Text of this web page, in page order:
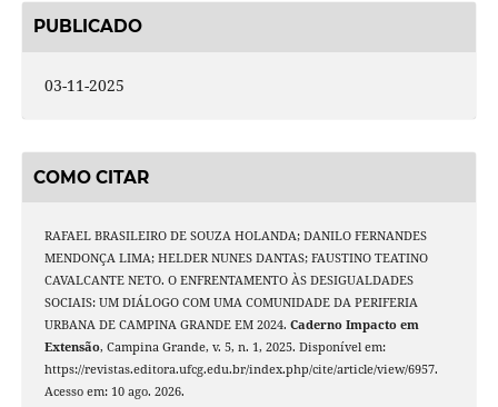
PUBLICADO
03-11-2025
COMO CITAR
RAFAEL BRASILEIRO DE SOUZA HOLANDA; DANILO FERNANDES
MENDONÇA LIMA; HELDER NUNES DANTAS; FAUSTINO TEATINO
CAVALCANTE NETO. O ENFRENTAMENTO ÀS DESIGUALDADES
SOCIAIS: UM DIÁLOGO COM UMA COMUNIDADE DA PERIFERIA
URBANA DE CAMPINA GRANDE EM 2024. Caderno Impacto em
Extensão, Campina Grande, v. 5, n. 1, 2025. Disponível em:
https://revistas.editora.ufcg.edu.br/index.php/cite/article/view/6957.
Acesso em: 10 ago. 2026.